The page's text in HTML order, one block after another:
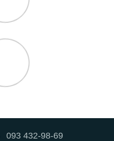
093 432-98-69